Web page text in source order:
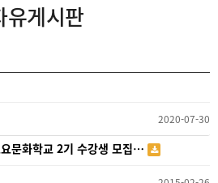
유게시판
2020-07-30
문화학교 2기 수강생 모집…